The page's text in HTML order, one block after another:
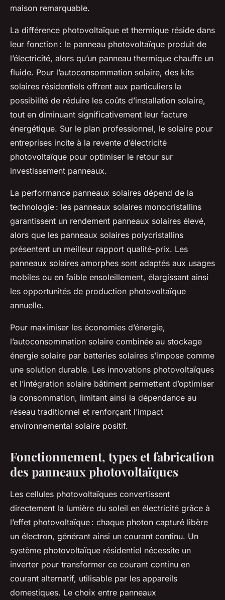
maison remarquable.
La différence photovoltaïque et thermique réside dans
leur fonction : le panneau photovoltaïque produit de
l’électricité, alors qu’un panneau thermique chauffe un
fluide. Pour l’autoconsommation solaire, des kits
solaires résidentiels offrent aux particuliers la
possibilité de réduire les coûts d’installation solaire,
tout en diminuant significativement leur facture
énergétique. Sur le plan professionnel, le solaire pour
entreprises incite à la revente d’électricité
photovoltaïque pour optimiser le retour sur
investissement panneaux.
La performance panneaux solaires dépend de la
technologie : les panneaux solaires monocristallins
garantissent un rendement panneaux solaires élevé,
alors que les panneaux solaires polycristallins
présentent un meilleur rapport qualité-prix. Les
panneaux solaires amorphes sont adaptés aux usages
mobiles ou en faible ensoleillement, élargissant ainsi
les opportunités de production photovoltaïque
annuelle.
Pour maximiser les économies d’énergie,
l’autoconsommation solaire combinée au stockage
énergie solaire par batteries solaires s’impose comme
une solution durable. Les innovations photovoltaïques
et l’intégration solaire bâtiment permettent d’optimiser
la consommation, limitant ainsi la dépendance au
réseau traditionnel et renforçant l’impact
environnemental solaire positif.
Fonctionnement, types et fabrication
des panneaux photovoltaïques
Les cellules photovoltaïques convertissent
directement la lumière du soleil en électricité grâce à
l’effet photovoltaïque : chaque photon capturé libère
un électron, générant ainsi un courant continu. Un
système photovoltaïque résidentiel nécessite un
inverter pour transformer ce courant continu en
courant alternatif, utilisable par les appareils
domestiques. Le choix entre panneaux